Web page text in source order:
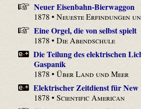
Neuer Eisenbahn-Bierwaggon
1878 •Neueste Erfindungen
Eine Orgel, die von selbst spielt
1878 •Die Abendschule
Die Teilung des elektrischen
Gaspanik
1878 •Über Land und Meer
Elektrischer Zeitdienst für
1878 •Scientific American